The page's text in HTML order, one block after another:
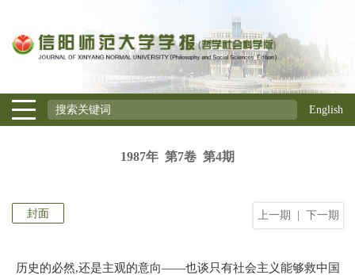
English
1987年 第7卷 第4期
上一期 下一期
封面
历史的必然,还是主观的意向——也谈只有社会主义能够救中国